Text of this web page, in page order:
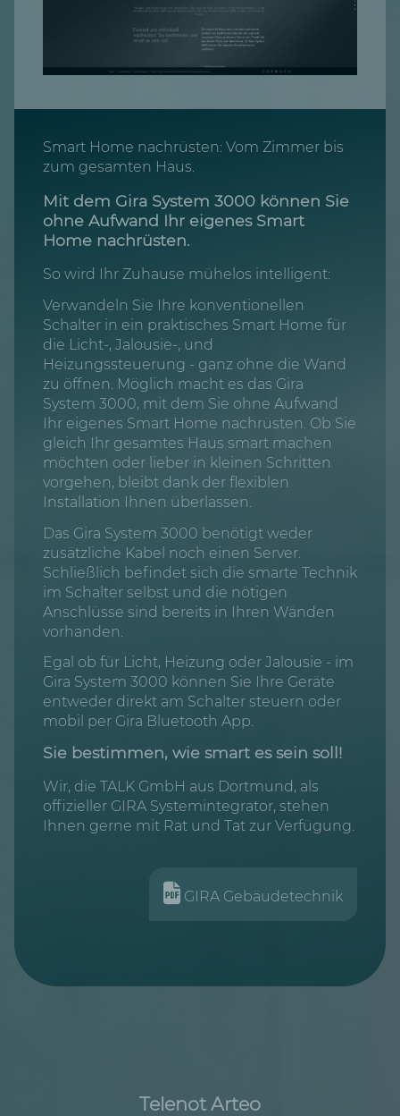
Smart Home nachrüsten: Vom Zimmer bis
zum gesamten Haus.
Mit dem Gira System 3000 können Sie
ohne Aufwand Ihr eigenes Smart
Home nachrüsten.
So wird Ihr Zuhause mühelos intelligent:
Verwandeln Sie Ihre konventionellen
Schalter in ein praktisches Smart Home für
die Licht-, Jalousie-, und
Heizungssteuerung - ganz ohne die Wand
zu öffnen. Möglich macht es das Gira
System 3000, mit dem Sie ohne Aufwand
Ihr eigenes Smart Home nachrüsten. Ob Sie
gleich Ihr gesamtes Haus smart machen
möchten oder lieber in kleinen Schritten
vorgehen, bleibt dank der flexiblen
Installation Ihnen überlassen.
Das Gira System 3000 benötigt weder
zusätzliche Kabel noch einen Server.
Schließlich befindet sich die smarte Technik
im Schalter selbst und die nötigen
Anschlüsse sind bereits in Ihren Wänden
vorhanden.
Egal ob für Licht, Heizung oder Jalousie - im
Gira System 3000 können Sie Ihre Geräte
entweder direkt am Schalter steuern oder
mobil per Gira Bluetooth App.
Sie bestimmen, wie smart es sein soll!
Wir, die TALK GmbH aus Dortmund, als
offizieller GIRA Systemintegrator, stehen
Ihnen gerne mit Rat und Tat zur Verfügung.
GIRA Gebäudetechnik
Telenot Arteo